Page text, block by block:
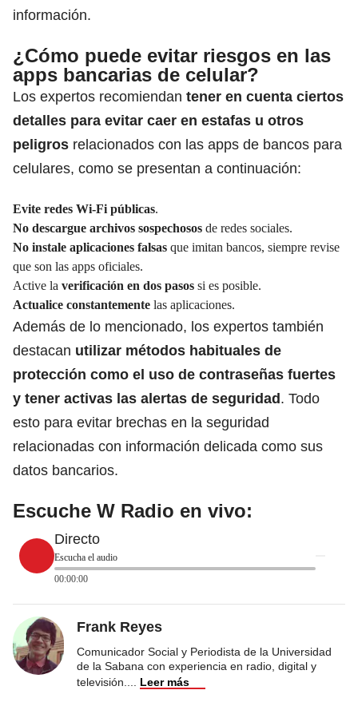
información.
¿Cómo puede evitar riesgos en las
apps bancarias de celular?
Los expertos recomiendan tener en cuenta ciertos
detalles para evitar caer en estafas u otros
peligros relacionados con las apps de bancos para
celulares, como se presentan a continuación:
Evite redes Wi-Fi públicas.
No descargue archivos sospechosos de redes sociales.
No instale aplicaciones falsas que imitan bancos, siempre revise
que son las apps oficiales.
Active la verificación en dos pasos si es posible.
Actualice constantemente las aplicaciones.
Además de lo mencionado, los expertos también
destacan utilizar métodos habituales de
protección como el uso de contraseñas fuertes
y tener activas las alertas de seguridad. Todo
esto para evitar brechas en la seguridad
relacionadas con información delicada como sus
datos bancarios.
Escuche W Radio en vivo:
Directo
Escucha el audio
00:00:00
Frank Reyes
Comunicador Social y Periodista de la Universidad
de la Sabana con experiencia en radio, digital y
televisión.
Leer más